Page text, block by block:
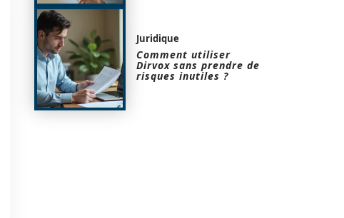
Juridique
Comment utiliser
Dirvox sans prendre de
risques inutiles ?